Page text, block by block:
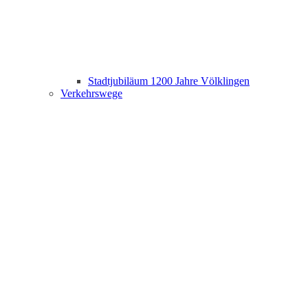
Stadtjubiläum 1200 Jahre Völklingen
Verkehrswege